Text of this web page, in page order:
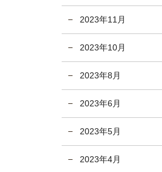
2023年11月
2023年10月
2023年8月
2023年6月
2023年5月
2023年4月